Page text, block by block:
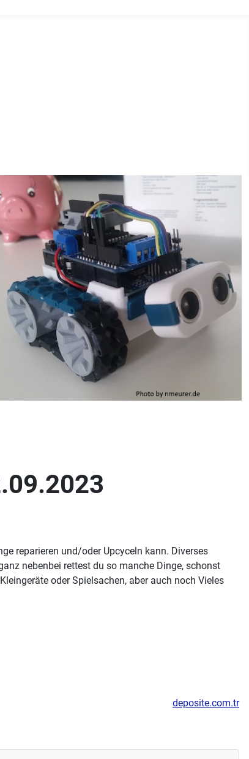
reparieren und/oder Upcyceln kann. Diverses
nebenbei rettest du so manche Dinge, schonst
oder Spielsachen, aber auch noch Vieles
deposite.com.tr